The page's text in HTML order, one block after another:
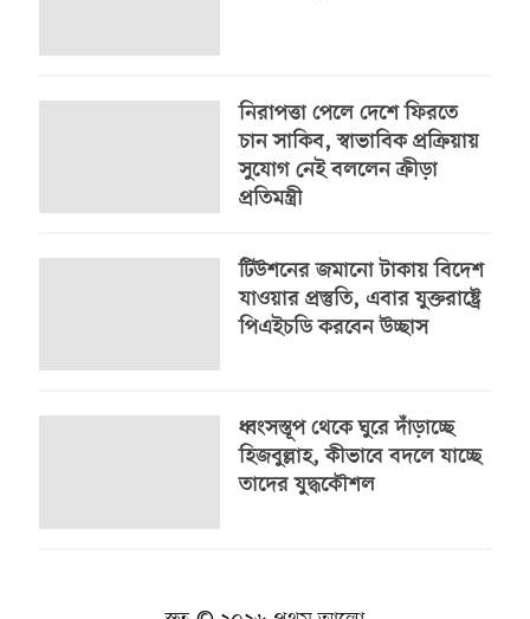
নিরাপত্তা পেলে দেশে ফিরতে
চান সাকিব, স্বাভাবিক প্রক্রিয়ায়
সুযোগ নেই বললেন ক্রীড়া
প্রতিমন্ত্রী
টিউশনের জমানো টাকায় বিদেশ
যাওয়ার প্রস্তুতি, এবার যুক্তরাষ্ট্রে
পিএইচডি করবেন উচ্ছাস
ধ্বংসস্তূপ থেকে ঘুরে দাঁড়াচ্ছে
হিজবুল্লাহ, কীভাবে বদলে যাচ্ছে
তাদের যুদ্ধকৌশল